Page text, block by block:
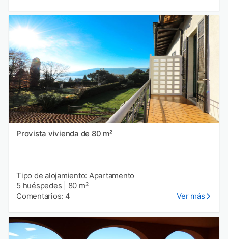
Provista vivienda de 80 m²
Tipo de alojamiento: Apartamento
5 huéspedes
80 m²
Comentarios: 4
Ver más